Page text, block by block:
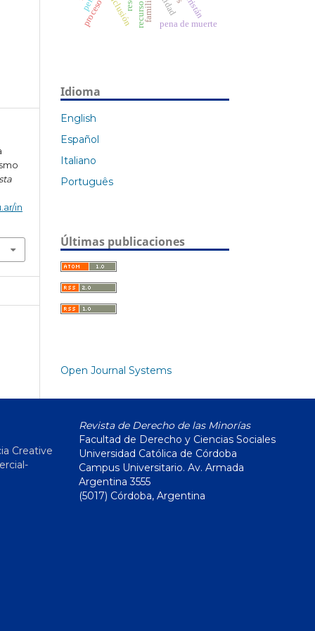
in
inclusión pena de muerte
Idioma
English
Español
Italiano
Português
Últimas publicaciones
Open Journal Systems
Creative
Revista de Derecho de las Minorías
Facultad de Derecho y Ciencias Sociales
Universidad Católica de Córdoba
Campus Universitario. Av. Armada
Argentina 3555
(5017) Córdoba, Argentina